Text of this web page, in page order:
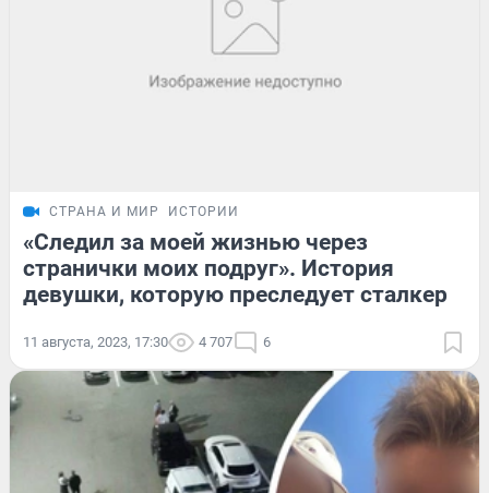
СТРАНА И МИР ИСТОРИИ
«Следил за моей жизнью через
странички моих подруг». История
девушки, которую преследует сталкер
11 августа, 2023, 17:30 4 707 6